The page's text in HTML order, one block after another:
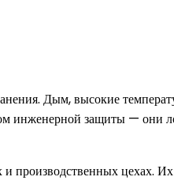
Дым, высокие
инженерной защиты — они
производственных цехах.